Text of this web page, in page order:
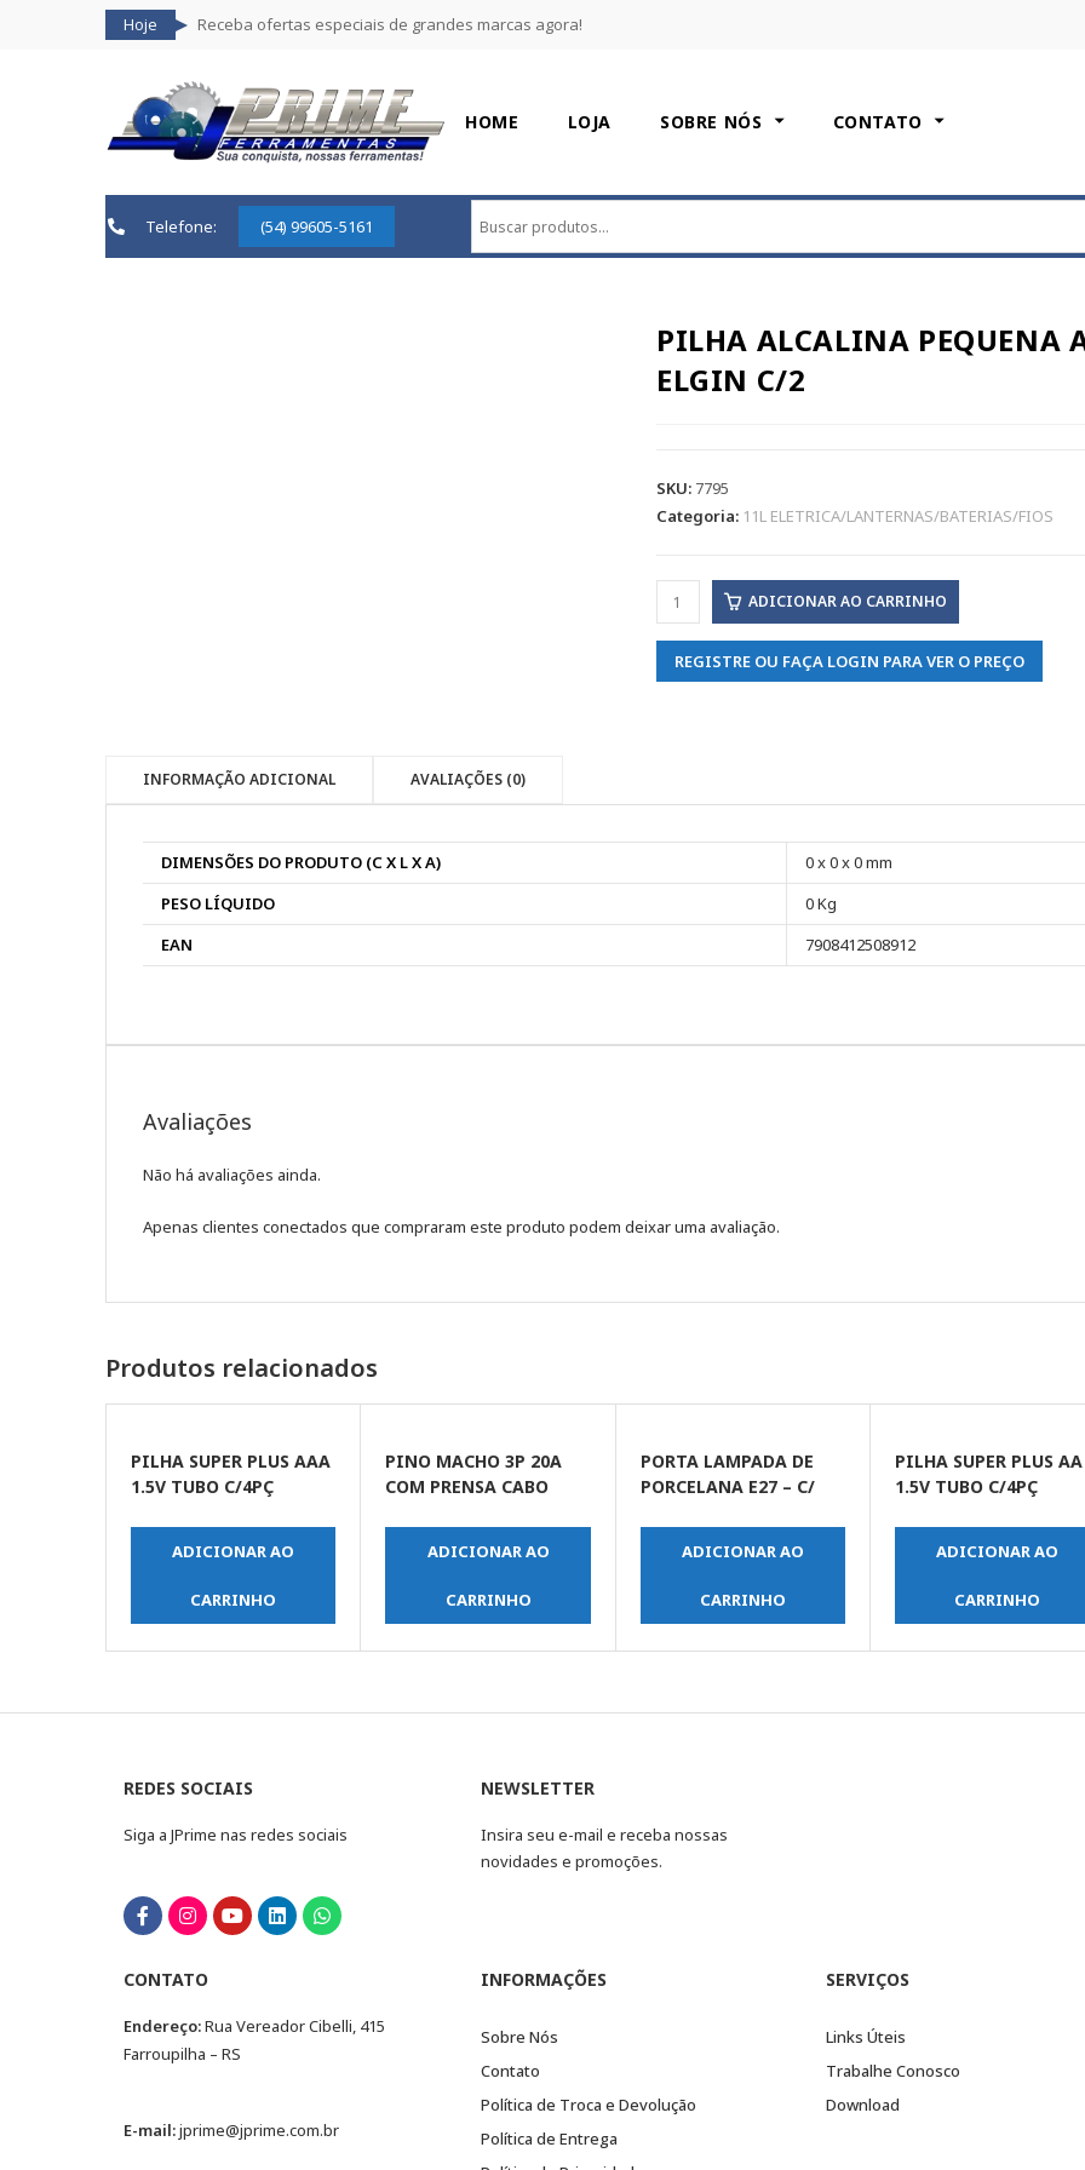
Hoje Receba ofertas especiais de grandes marcas agora!
HOME LOJA SOBRE NÓS CONTATO
Telefone: (54) 99605-5161
PILHA ALCALINA PEQUENA
ELGIN C/2
SKU: 7795
Categoria: 11L ELETRICA/LANTERNAS/BATERIAS/FIOS
ADICIONAR AO CARRINHO
REGISTRE OU FAÇA LOGIN PARA VER O PREÇO
INFORMAÇÃO ADICIONAL AVALIAÇÕES (0)
DIMENSÕES DO PRODUTO (C X L X A)
0 x 0 x 0 mm
PESO LÍQUIDO
0 Kg
EAN
7908412508912
Avaliações
Não há avaliações ainda.
Apenas clientes conectados que compraram este produto podem deixar uma avaliação.
Produtos relacionados
PILHA SUPER PLUS AAA
1.5V TUBO C/4PÇ
ADICIONAR AO
CARRINHO
PINO MACHO 3P 20A
COM PRENSA CABO
ADICIONAR AO
CARRINHO
PORTA LAMPADA DE
PORCELANA E27 – C/
ADICIONAR AO
CARRINHO
PILHA SUPER PLUS AA
1.5V TUBO C/4PÇ
ADICIONAR AO
CARRINHO
REDES SOCIAIS
Siga a JPrime nas redes sociais
NEWSLETTER
Insira seu e-mail e receba nossas
novidades e promoções.
CONTATO
Endereço:Rua Vereador Cibelli, 415
Farroupilha – RS
E-mail:jprime@jprime.com.br
INFORMAÇÕES
Sobre Nós
Contato
Política de Troca e Devolução
Política de Entrega
SERVIÇOS
Links Úteis
Trabalhe Conosco
Download